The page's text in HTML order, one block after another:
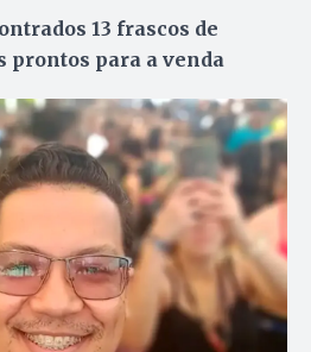
13 frascos de
para a venda